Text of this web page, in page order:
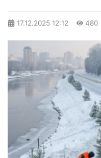
17.12.2025 12:12 480